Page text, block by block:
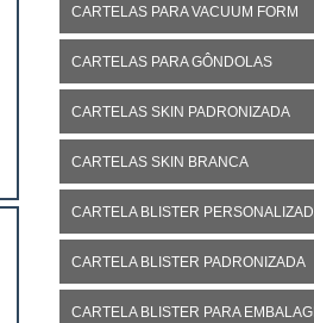
CARTELAS PARA VACUUM FORM
CARTELAS PARA GÔNDOLAS
CARTELAS SKIN PADRONIZADA
CARTELAS SKIN BRANCA
CARTELA BLISTER
CARTELA BLISTER PADRONIZADA
CARTELA BLISTER PARA